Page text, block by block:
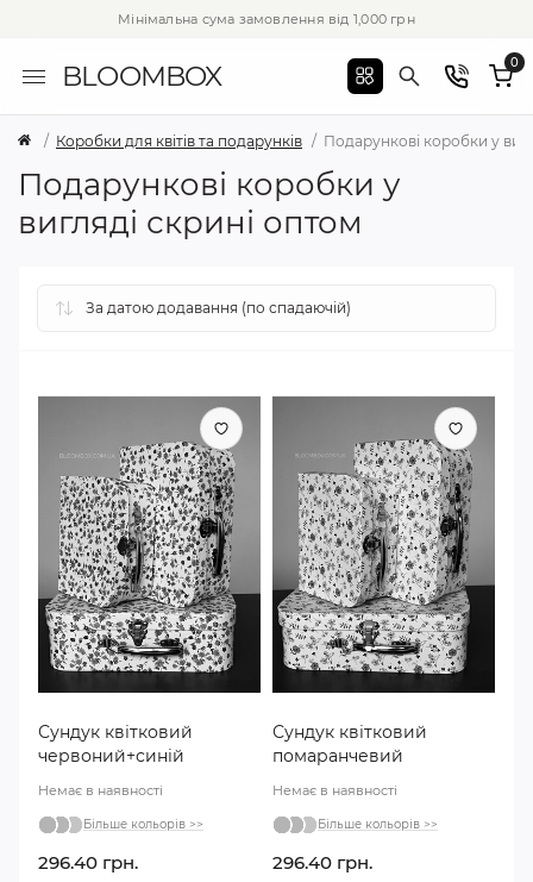
Мінімальна сума замовлення від 1,000 грн
BLOOMBOX 0
Коробки для квітів та подарунків Подарункові коробки у
Подарункові коробки у
вигляді скрині оптом
Сундук квітковий
червоний+синій
Немає в наявності
Більше кольорів >>
296.40 грн.
Сундук квітковий
помаранчевий
Немає в наявності
Більше кольорів >>
296.40 грн.